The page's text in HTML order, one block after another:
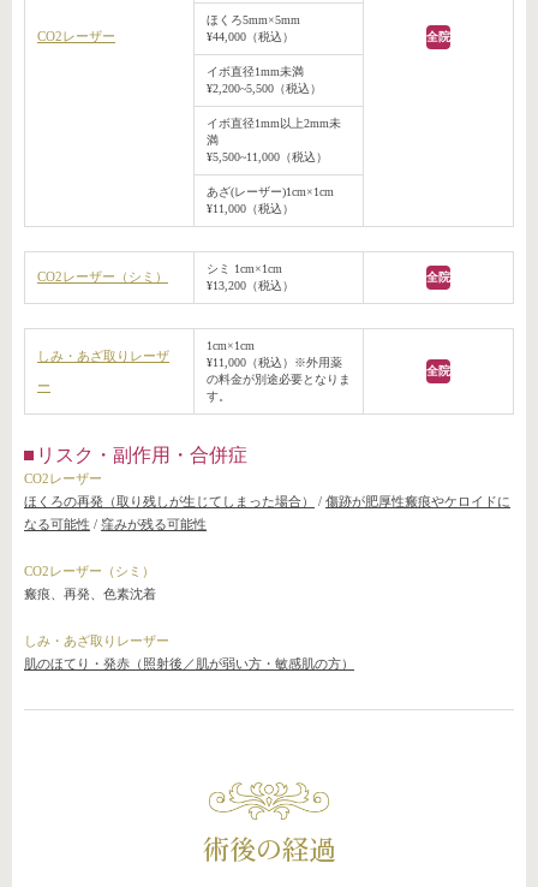
CO2レーザー 全院
ほくろ5mm×5mm
¥44,000（税込）
イボ直径1mm未満
¥2,200~5,500（税込）
イボ直径1mm以上2mm未
満
¥5,500~11,000（税込）
あざ(レーザー)1cm×1cm
¥11,000（税込）
CO2レーザー（シミ）
シミ 1cm×1cm
¥13,200（税込）
全院
しみ・あざ取りレーザ
ー
1cm×1cm
¥11,000（税込）※外用薬
の料金が別途必要となりま
す。
全院
リスク・副作用・合併症
CO2レーザー
ほくろの再発（取り残しが生じてしまった場合）
/ 傷跡が肥厚性瘢痕やケロイドに
なる可能性 / 窪みが残る可能性
CO2レーザー（シミ）
瘢痕、再発、色素沈着
しみ・あざ取りレーザー
肌のほてり・発赤（照射後／肌が弱い方・敏感肌の方）
術後の経過